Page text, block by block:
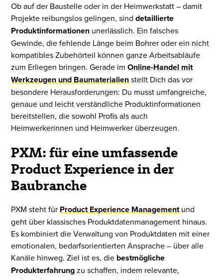
Ob auf der Baustelle oder in der Heimwerkstatt – damit
Projekte reibungslos gelingen, sinddetaillierte
Produktinformationen unerlässlich. Ein falsches
Gewinde, die fehlende Länge beim Bohrer oder ein nicht
kompatibles Zubehörteil können ganze Arbeitsabläufe
zum Erliegen bringen. Gerade imOnline-Handel mit
Werkzeugen und Baumaterialienstellt Dich das vor
besondere Herausforderungen: Du musst umfangreiche,
genaue und leicht verständliche Produktinformationen
bereitstellen, die sowohl Profis als auch
Heimwerkerinnen und Heimwerker überzeugen.
PXM: für eine umfassende
Product Experience in der
Baubranche
PXM steht für Product Experience Managementund
geht über klassisches Produktdatenmanagement hinaus.
Es kombiniert die Verwaltung von Produktdaten mit einer
emotionalen, bedarfsorientierten Ansprache – über alle
Kanäle hinweg. Ziel ist es, die bestmögliche
Produkterfahrungzu schaffen, indem relevante,